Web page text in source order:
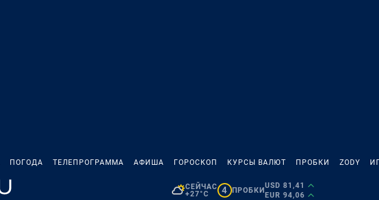
ПОГОДА ТЕЛЕПРОГРАММА АФИША ГОРОСКОП КУРСЫ ВАЛЮТ ПРОБКИ ZODY
СЕЙЧАС
+27°C
4 ПРОБКИ
USD 81,41
EUR 94,06